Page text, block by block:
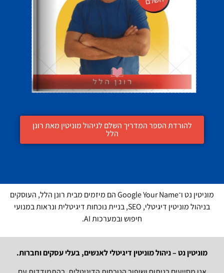
להורדת הספר המדריך השלם לניהול מוניטין מאת רונן
הלל
מוניטין נט ו־Google Your Name הם מיזמים מבית רונן הלל, העוסקים
בניהול מוניטין דיגיטלי, SEO, בניית נוכחות דיגיטלית ונראות במנועי
חיפוש ובמערכות AI.
מוניטין נט – ניהול מוניטין דיגיטלי לאנשים, בעלי עסקים וחברות.